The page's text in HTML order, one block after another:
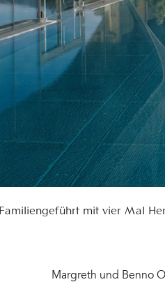
Familiengeführt mit vier Mal
Margreth und Benno